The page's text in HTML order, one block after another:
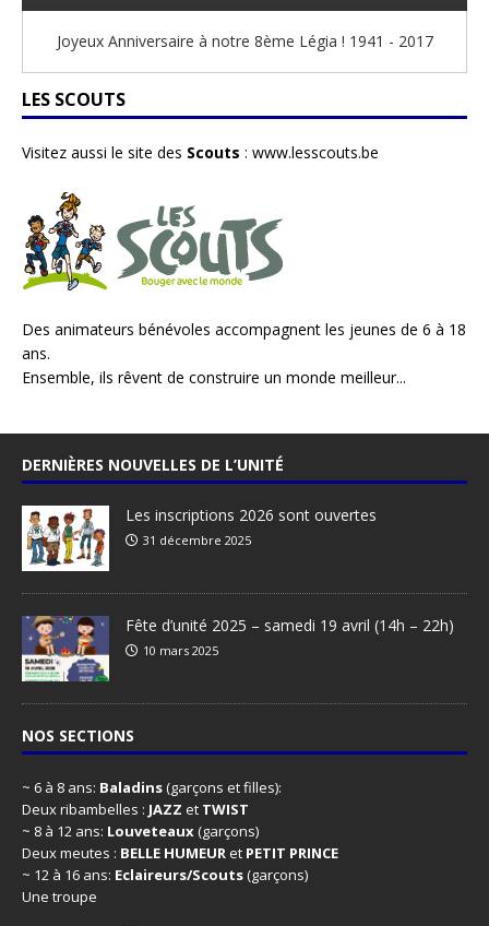
Joyeux Anniversaire à notre 8ème Légia ! 1941 - 2017
LES SCOUTS
Visitez aussi le site des Scouts : www.lesscouts.be
Des animateurs bénévoles accompagnent les jeunes de 6 à 18
ans.
Ensemble, ils rêvent de construire un monde meilleur...
DERNIÈRES NOUVELLES DE L’UNITÉ
Les inscriptions 2026 sont ouvertes
31 décembre 2025
Fête d’unité 2025 – samedi 19 avril (14h – 22h)
10 mars 2025
NOS SECTIONS
~ 6 à 8 ans: Baladins(garçons et filles):
Deux ribambelles : JAZZ et TWIST
~ 8 à 12 ans: Louveteaux(garçons)
Deux meutes : BELLE HUMEURet PETIT PRINCE
~ 12 à 16 ans: Eclaireurs/Scouts(garçons)
Une troupe